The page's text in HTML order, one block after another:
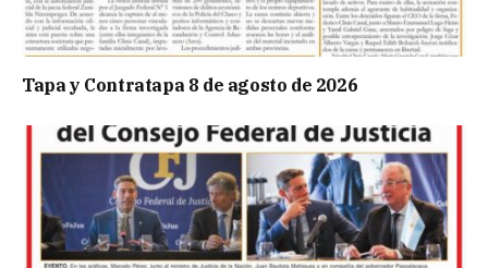
Tapa y Contratapa 8 de agosto de 2026